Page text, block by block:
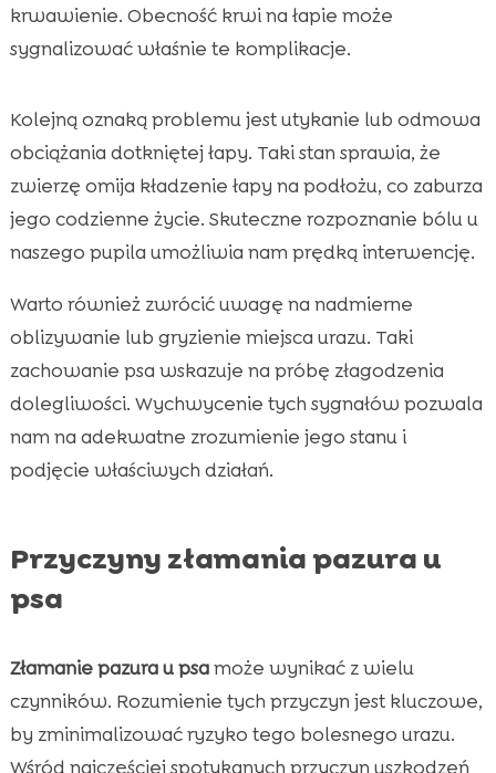
krwawienie. Obecność krwi na łapie może
sygnalizować właśnie te komplikacje.
Kolejną oznaką problemu jest utykanie lub odmowa
obciążania dotkniętej łapy. Taki stan sprawia, że
zwierzę omija kładzenie łapy na podłożu, co zaburza
jego codzienne życie. Skuteczne rozpoznanie bólu u
naszego pupila umożliwia nam prędką interwencję.
Warto również zwrócić uwagę na nadmierne
oblizywanie lub gryzienie miejsca urazu. Taki
zachowanie psa wskazuje na próbę złagodzenia
dolegliwości. Wychwycenie tych sygnałów pozwala
nam na adekwatne zrozumienie jego stanu i
podjęcie właściwych działań.
Przyczyny złamania pazura u
psa
Złamanie pazura u psamoże wynikać z wielu
czynników. Rozumienie tych przyczyn jest kluczowe,
by zminimalizować ryzyko tego bolesnego urazu.
Wśród najczęściej spotykanych przyczyn uszkodzeń